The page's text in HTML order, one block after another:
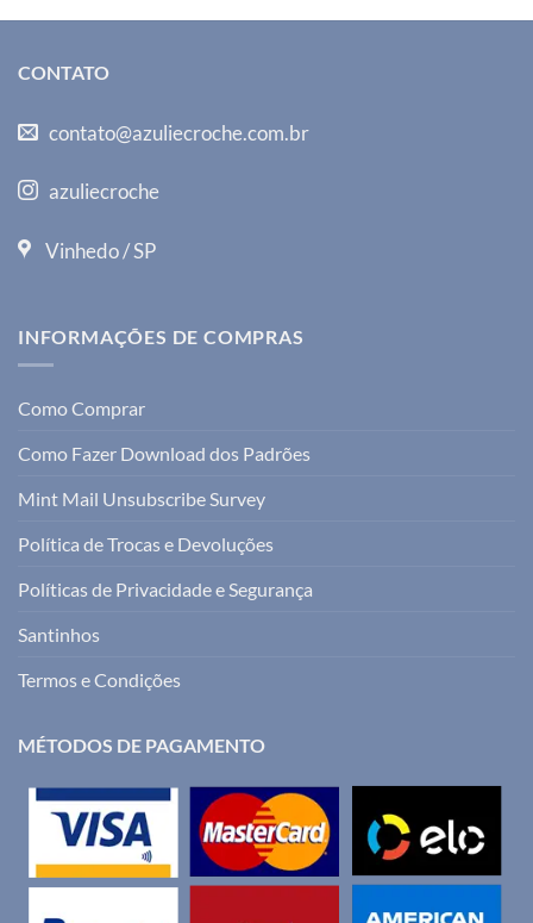
CONTATO
contato@azuliecroche.com.br
azuliecroche
Vinhedo / SP
INFORMAÇÕES DE COMPRAS
Como Comprar
Como Fazer Download dos Padrões
Mint Mail Unsubscribe Survey
Política de Trocas e Devoluções
Políticas de Privacidade e Segurança
Santinhos
Termos e Condições
MÉTODOS DE PAGAMENTO